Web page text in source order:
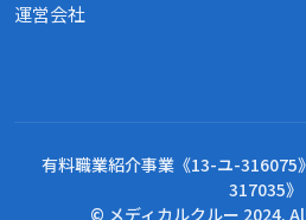
運営会社
有料職業紹介事業《13-ユ-316075
317035》
© メディカルクルー 2024.